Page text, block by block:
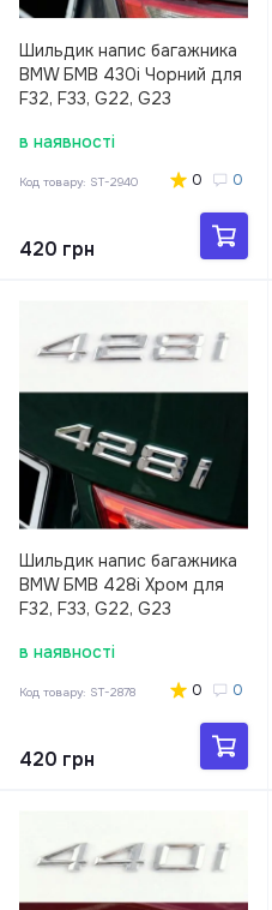
Шильдик напис багажника
BMW БМВ 430i Чорний для
F32, F33, G22, G23
в наявності
Код товару: ST-2940 0 0
420 грн
Шильдик напис багажника
BMW БМВ 428i Хром для
F32, F33, G22, G23
в наявності
Код товару: ST-2878 0 0
420 грн